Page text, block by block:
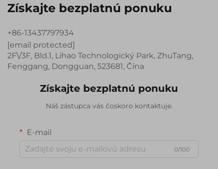
Získajte bezplatnú ponuku
+86-13437797934
[email protected]
2F\/3F, Bld.1, Lihao Technologický Park, ZhuTang,
Fenggang, Dongguan, 523681, Čína
Získajte bezplatnú ponuku
Náš zástupca vás čoskoro kontaktuje.
E-mail
0/100